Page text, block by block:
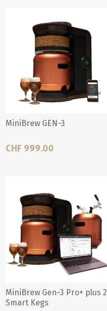
MiniBrew GEN-3
CHF 999.00
MiniBrew Gen-3 Pro+ plus 2
Smart Kegs